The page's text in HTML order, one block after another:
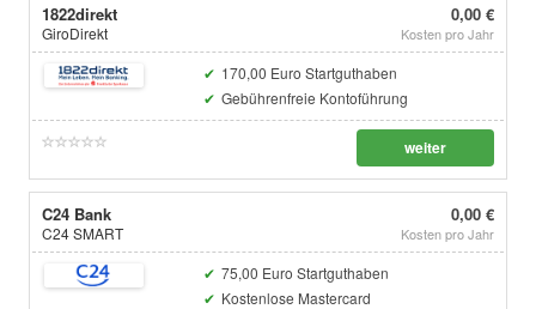
1822direkt
GiroDirekt
0,00 €
Kosten pro Jahr
170,00 Euro Startguthaben
Gebührenfreie Kontoführung
weiter
C24 Bank
C24 SMART
0,00 €
Kosten pro Jahr
75,00 Euro Startguthaben
Kostenlose Mastercard